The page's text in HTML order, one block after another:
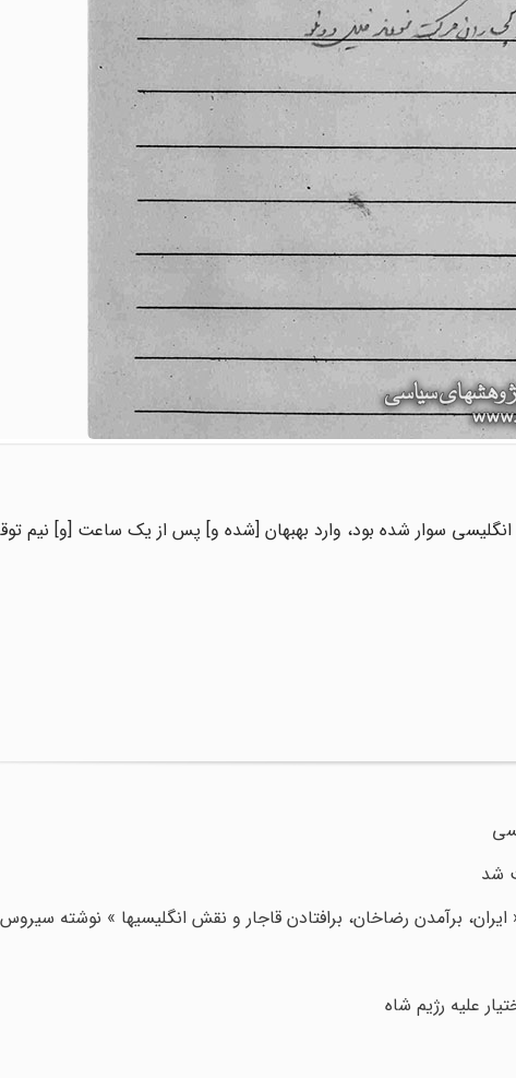
اتومبیل که [در] هر یک 6 نفر هندی و انگلیسی سوار شده بود، وارد بهبهان [شده و] پس از یک ساعت [و]
شد
برآمدن رضاخان، برافتادن قاجار و نقش انگلیسیها » نوشته
علیه رژیم شاه